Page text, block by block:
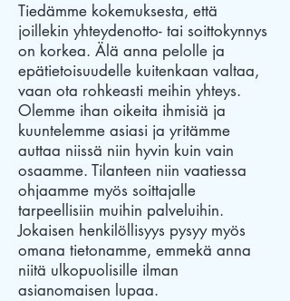
Tiedämme kokemuksesta, että
joillekin yhteydenotto- tai soittokynnys
on korkea. Älä anna pelolle ja
epätietoisuudelle kuitenkaan valtaa,
vaan ota rohkeasti meihin yhteys.
Olemme ihan oikeita ihmisiä ja
kuuntelemme asiasi ja yritämme
auttaa niissä niin hyvin kuin vain
osaamme. Tilanteen niin vaatiessa
ohjaamme myös soittajalle
tarpeellisiin muihin palveluihin.
Jokaisen henkilöllisyys pysyy myös
omana tietonamme, emmekä anna
niitä ulkopuolisille ilman
asianomaisen lupaa.